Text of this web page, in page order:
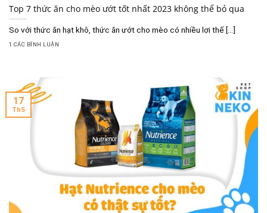
Top 7 thức ăn cho mèo ướt tốt nhất 2023 không thể bỏ qua
So với thức ăn hạt khô, thức ăn ướt cho mèo có nhiều lợi thế [...]
1 CÁC BÌNH LUẬN
17
Th5